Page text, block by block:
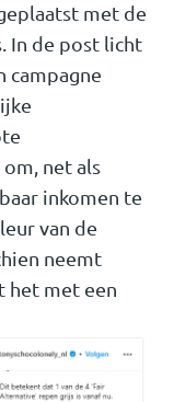
met de
In de post licht
campagne
net als
inkomen te
van de
neemt
het met een